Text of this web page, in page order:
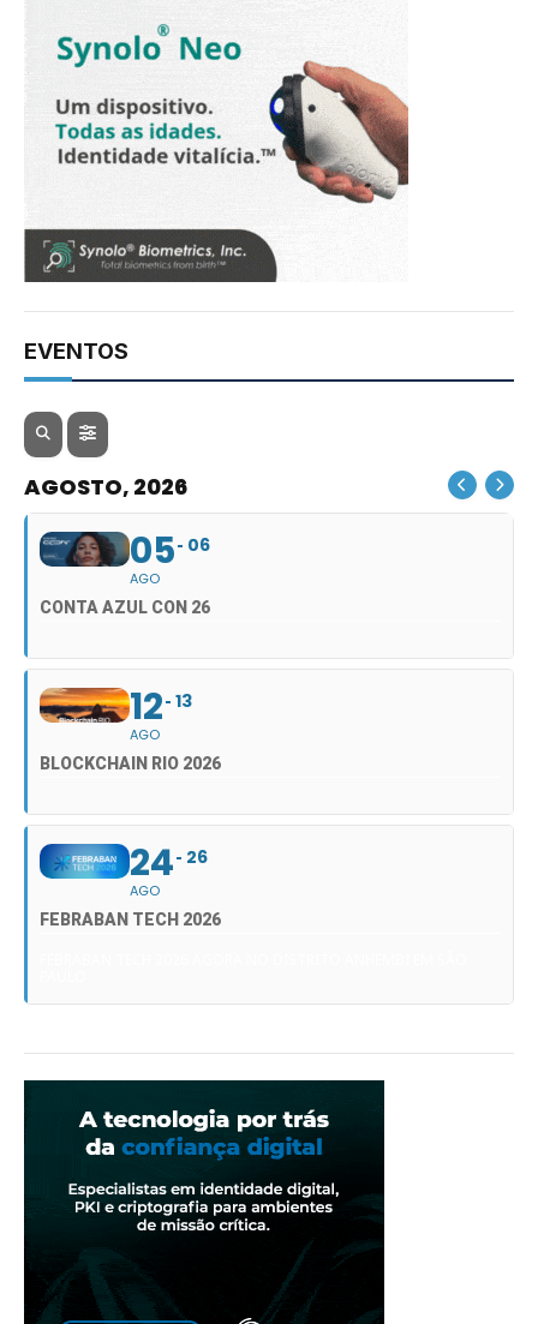
EVENTOS
AGOSTO, 2026
05
AGO
06
CONTA AZUL CON 26
12
AGO
13
BLOCKCHAIN RIO 2026
24
AGO
26
FEBRABAN TECH 2026